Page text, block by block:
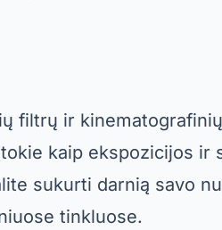
filtrų ir
kaip ekspozicijos ir
sukurti darnią savo
tinkluose.